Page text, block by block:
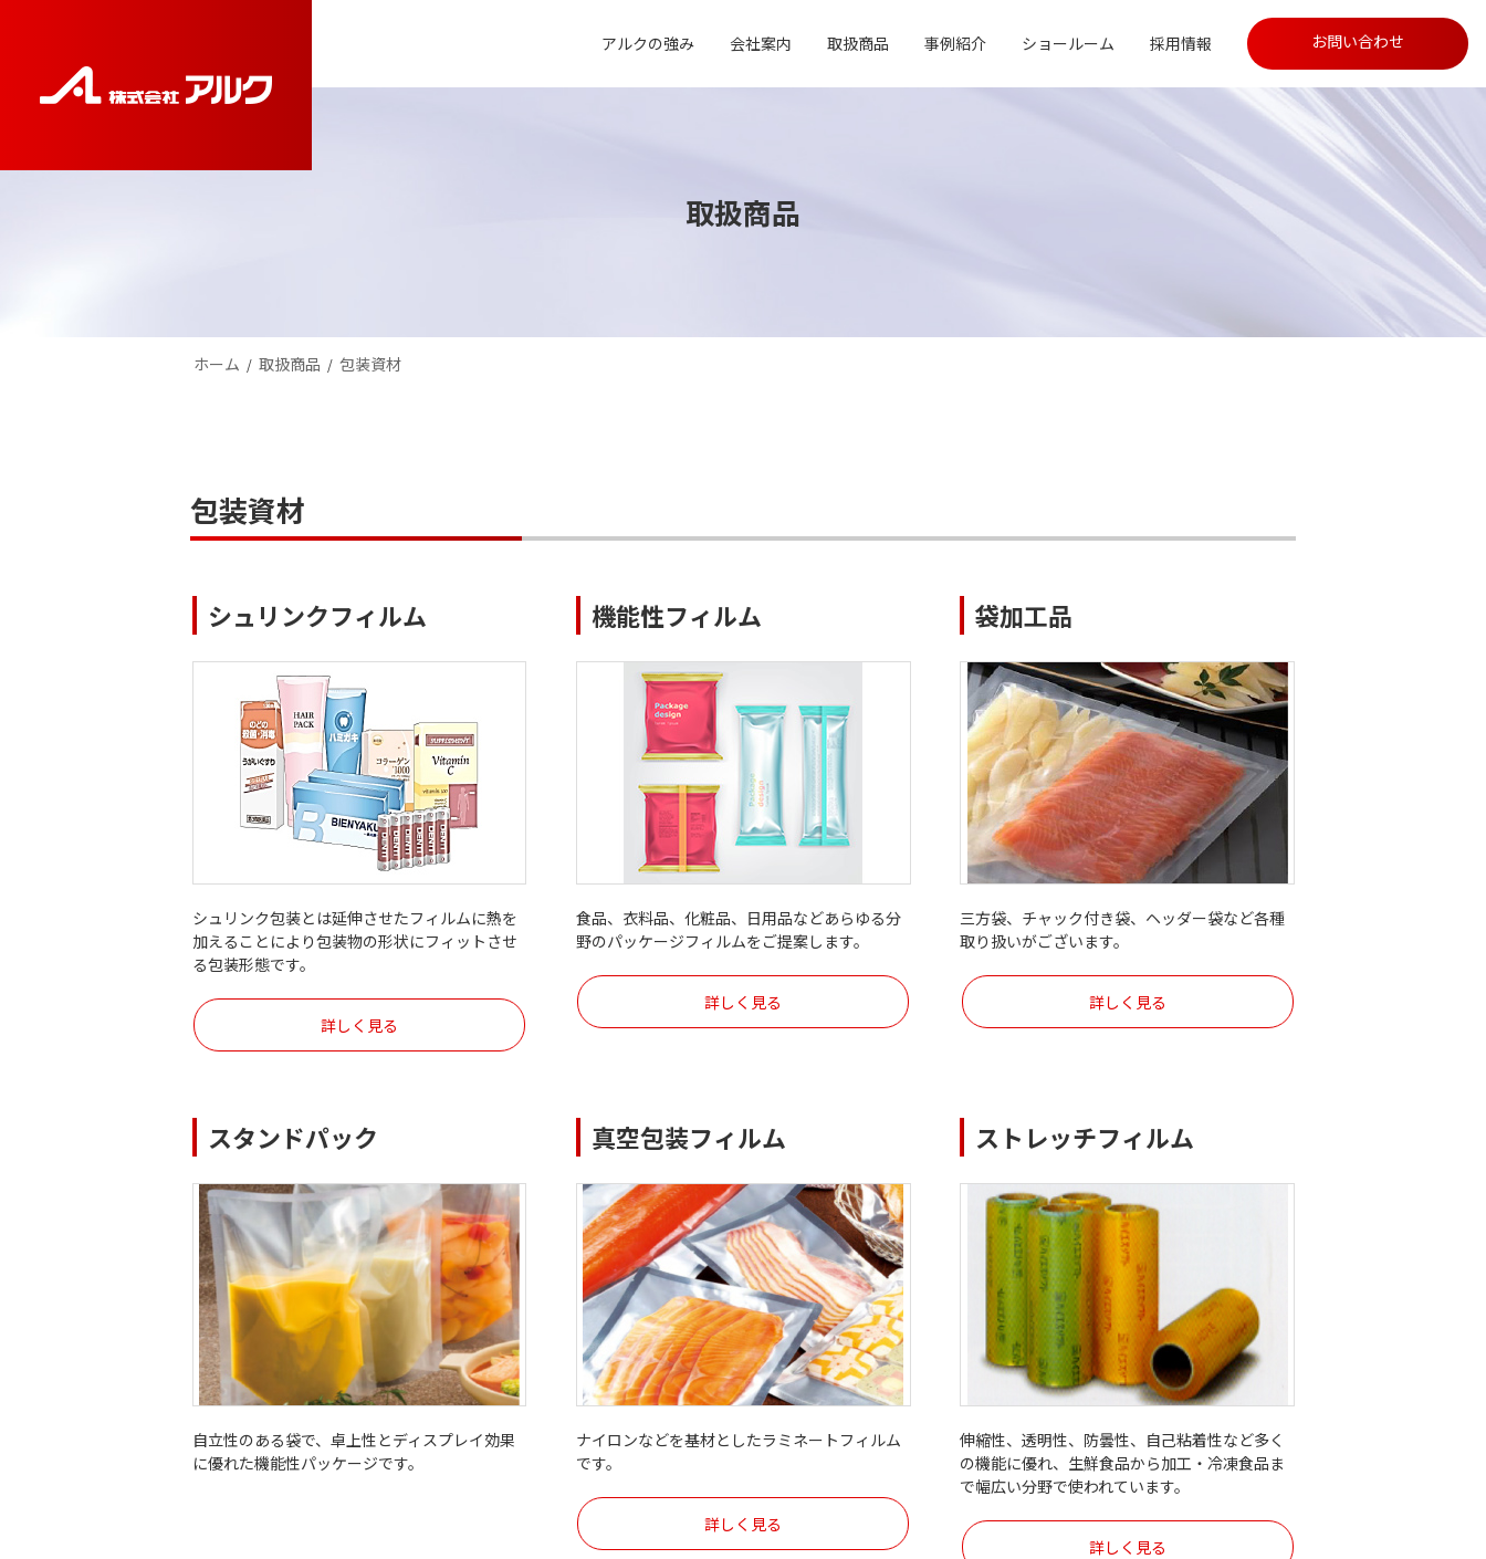
アルクの強み 会社案内 取扱商品 事例紹介 ショールーム 採用情報 お問い合わせ
取扱商品
ホーム 取扱商品 包装資材
包装資材
シュリンクフィルム
シュリンク包装とは延伸させたフィルムに熱を
加えることにより包装物の形状にフィットさせ
る包装形態です。
詳しく見る
機能性フィルム
食品、衣料品、化粧品、日用品などあらゆる分
野のパッケージフィルムをご提案します。
詳しく見る
袋加工品
三方袋、チャック付き袋、ヘッダー袋など各種
取り扱いがございます。
詳しく見る
スタンドパック
自立性のある袋で、卓上性とディスプレイ効果
に優れた機能性パッケージです。
真空包装フィルム
ナイロンなどを基材としたラミネートフィルム
です。
詳しく見る
ストレッチフィルム
伸縮性、透明性、防曇性、自己粘着性など多く
の機能に優れ、生鮮食品から加工・冷凍食品ま
で幅広い分野で使われています。
詳しく見る